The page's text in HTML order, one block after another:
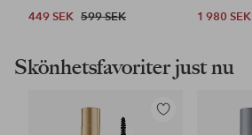
449 SEK 599 SEK
1 980 SEK
Skönhetsfavoriter just nu
Lägg